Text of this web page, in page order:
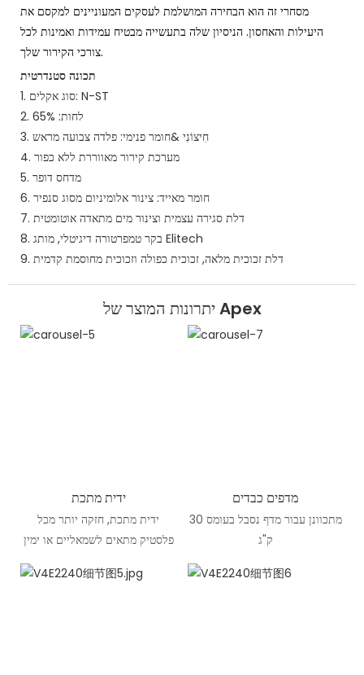
מסחרי זה הוא הבחירה המושלמת לעסקים המעוניינים למקסם את
היעילות והאחסון. הניסיון שלה בתעשייה מבטיח עמידות ואמינות לכל
צורכי הקירור שלך.
תכונה סטנדרטית
1. סוג אקלים: N-ST
2. לחות: 65%
3. חִיצוֹנִי &חומר פנימי: פלדה צבועה מראש
4. מערכת קירור מאווררת ללא כפור
5. מדחס דופר
6. חומר מאייד: צינור אלומיניום מסוג סנפיר
7. דלת סגירה עצמית וצינור מים מתאדה אוטומטית
8. בקר טמפרטורה דיגיטלי, מותג Elitech
9. דלת זכוכית מלאה, זכוכית כפולה וזכוכית מחוסמת קדמית
יתרונות המוצר של Apex
ידית מתכת
ידית מתכת, חזקה יותר מכל
פלסטיק מתאים לשמאליים או ימין
מדפים כבדים
מתכוונן עבור מדף נסבל בעומס 30
ק"ג